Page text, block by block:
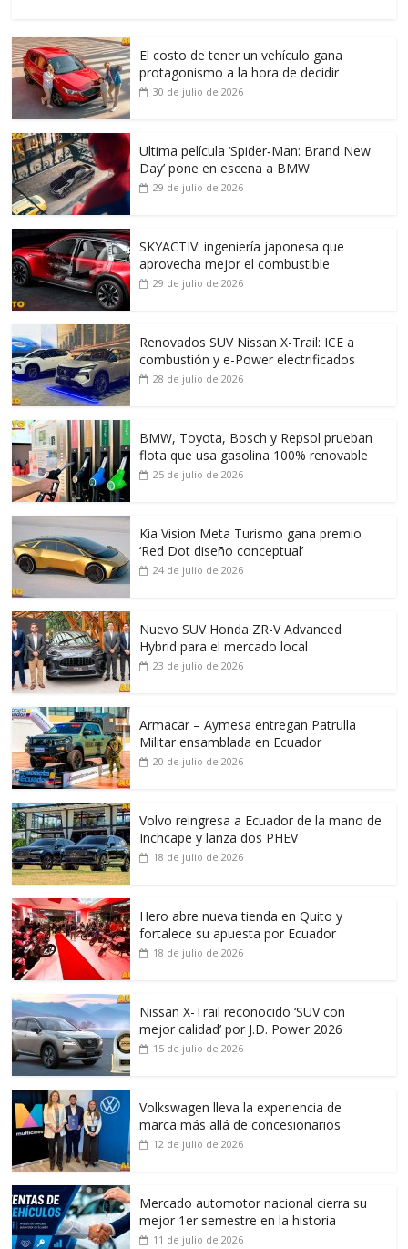
El costo de tener un vehículo gana
protagonismo a la hora de decidir
30 de julio de 2026
Ultima película ‘Spider‑Man: Brand New
Day’ pone en escena a BMW
29 de julio de 2026
SKYACTIV: ingeniería japonesa que
aprovecha mejor el combustible
29 de julio de 2026
Renovados SUV Nissan X-Trail: ICE a
combustión y e-Power electrificados
28 de julio de 2026
BMW, Toyota, Bosch y Repsol prueban
flota que usa gasolina 100% renovable
25 de julio de 2026
Kia Vision Meta Turismo gana premio
‘Red Dot diseño conceptual’
24 de julio de 2026
Nuevo SUV Honda ZR-V Advanced
Hybrid para el mercado local
23 de julio de 2026
Armacar – Aymesa entregan Patrulla
Militar ensamblada en Ecuador
20 de julio de 2026
Volvo reingresa a Ecuador de la mano de
Inchcape y lanza dos PHEV
18 de julio de 2026
Hero abre nueva tienda en Quito y
fortalece su apuesta por Ecuador
18 de julio de 2026
Nissan X-Trail reconocido ‘SUV con
mejor calidad’ por J.D. Power 2026
15 de julio de 2026
Volkswagen lleva la experiencia de
marca más allá de concesionarios
12 de julio de 2026
Mercado automotor nacional cierra su
mejor 1er semestre en la historia
11 de julio de 2026